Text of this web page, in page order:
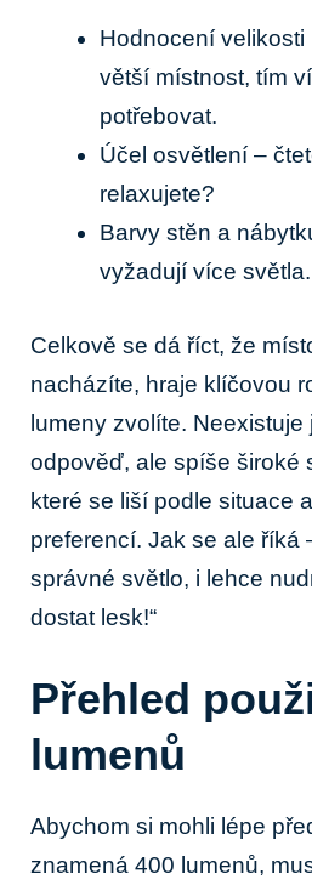
Hodnocení velikosti
větší místnost,⁤ tím
potřebovat.
Účel‍ osvětlení ​–
relaxujete?
Barvy ‌stěn ‍a
⁢vyžadují více ⁤světla.
Celkově ‍se dá říct, že
nacházíte, hraje klíčovou
lumeny zvolíte. Neexistuje
odpověď, ‌ale spíše široké
které se ​liší podle ‌situace
‍preferencí. ‍Jak​ se ale říká
správné světlo, i lehce
dostat lesk!“
Přehled
lumenů
Abychom si mohli‍ lépe
znamená 400 lumenů,